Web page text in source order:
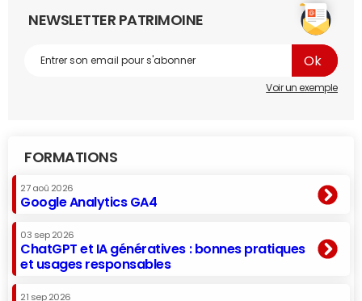
NEWSLETTER PATRIMOINE
Voir un exemple
FORMATIONS
27 aoû 2026
Google Analytics GA4
03 sep 2026
ChatGPT et IA génératives : bonnes pratiques
et usages responsables
21 sep 2026